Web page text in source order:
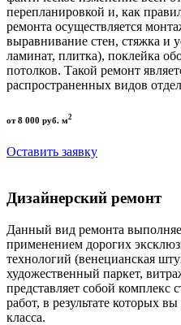
перепланировкой и, как
ремонта осуществляется
выравнивание стен, стяжка и
ламинат, плитка), поклейка
потолков. Такой ремонт
распространенных видов
от 8 000 руб. м2
Оставить заявку
Дизайнерский ремонт
Данный вид ремонта
применением дорогих
технологий (венецианская
художественный паркет,
представляет собой комплекс
работ, в результате которых
класса.